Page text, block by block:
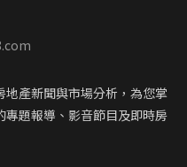
產新聞與市場分析，為您掌
題報導、影音節目及即時房